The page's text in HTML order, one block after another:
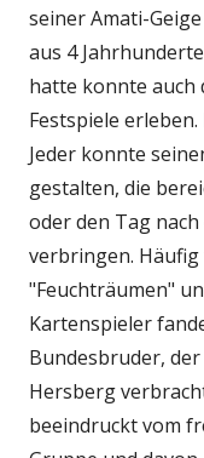
seiner Amati-
aus 4
hatte konnte auch
Festspiele
Jeder konnte
gestalten, die
oder den Tag
verbringen. Häufig
"Feuchträumen"
Kartenspieler
Bundesbruder,
Hersberg
beeindruckt vom